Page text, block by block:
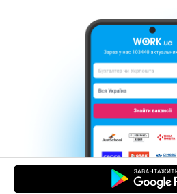
Контакти Про нас
Допомога